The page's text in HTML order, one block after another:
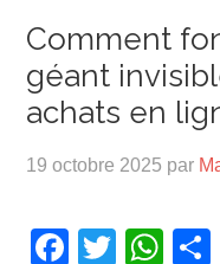
Comment
géant
achats en
19 octobre 2025 par
Facebook
Twitter